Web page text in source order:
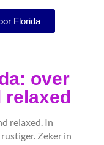
Florida
over
relaxed
relaxed. In
Zeker in